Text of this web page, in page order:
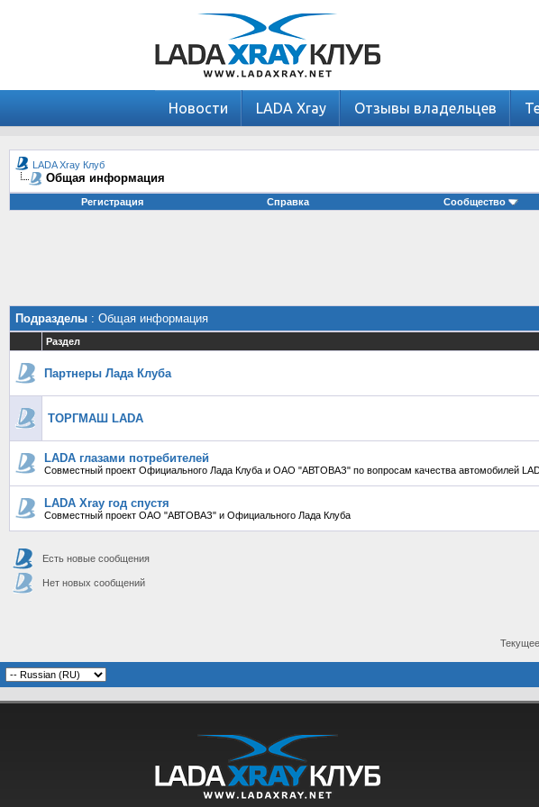
Новости LADA Xray Отзывы владельцев
LADA Xray Клуб
Общая информация
Регистрация
Справка Сообщество
Подразделы : Общая информация
Раздел
Партнеры Лада Клуба
ТОРГМАШ LADA
LADA глазами потребителей
Совместный проект Официального Лада Клуба и ОАО "АВТОВАЗ" по вопросам качества автомобилей
LADA Xray год спустя
Совместный проект ОАО "АВТОВАЗ" и Официального Лада Клуба
Есть новые сообщения
Нет новых сообщений